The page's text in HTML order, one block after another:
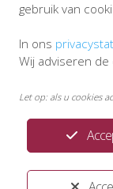
Privacystatement
Huisregels
gebruik van
In ons
Wij adviseren
Let op: als u cookies